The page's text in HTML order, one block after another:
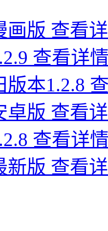
画版 查看
查看详
版本1.2.8
卓版 查看
查看详
新版 查看